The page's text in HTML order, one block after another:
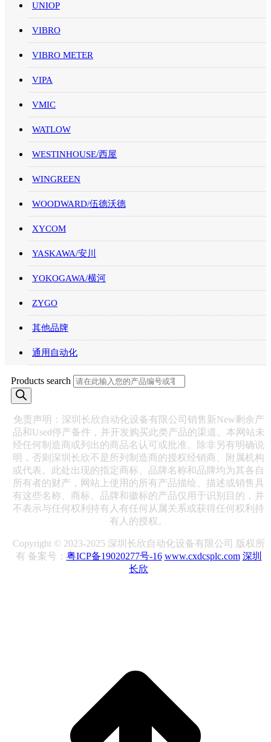
UNIOP
VIBRO
VIBRO METER
VIPA
VMIC
WATLOW
WESTINHOUSE/西屋
WINGREEN
WOODWARD/伍德沃德
XYCOM
YASKAWA/安川
YOKOGAWA/横河
ZYGO
其他品牌
通用自动化
Products search
免责声明：深圳长欣自动化设备有限公司销售新New剩余产
品和Used停产备件，并开发购买此类产品的渠道。本网站未
经任何制造商或列出的商品名认可或批准。除非另有明确说
明，否则深圳长欣不是所列制造商的授权经销商、附属机构
或代表。此处出现的指定商标、品牌名称和品牌均为其各自
所有者的财产，网站上使用的所有产品描绘、描述或销售具
有这些名称、商标、品牌和徽标的产品仅用于识别目的，并
不表示与任何权利持有人有任何从属关系或获得任何权利持
有人的授权。
Copyright © 2023-2025 深圳长欣自动化设备有限公司 版权所
有 备案号： 粤ICP备19020277号-16 www.cxdcsplc.com 深圳
长欣